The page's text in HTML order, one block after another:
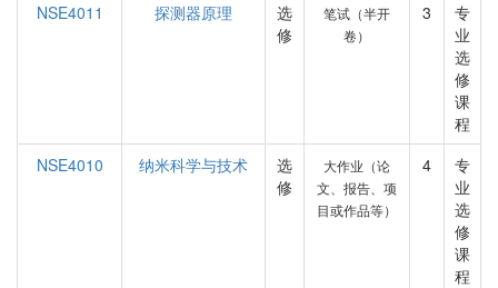
NSE4011
探测器原理
选
修
笔试（半开
卷）
3
专
业
选
修
课
程
NSE4010
纳米科学与技术
选
修
大作业（论
文、报告、项
目或作品等）
4
专
业
选
修
课
程